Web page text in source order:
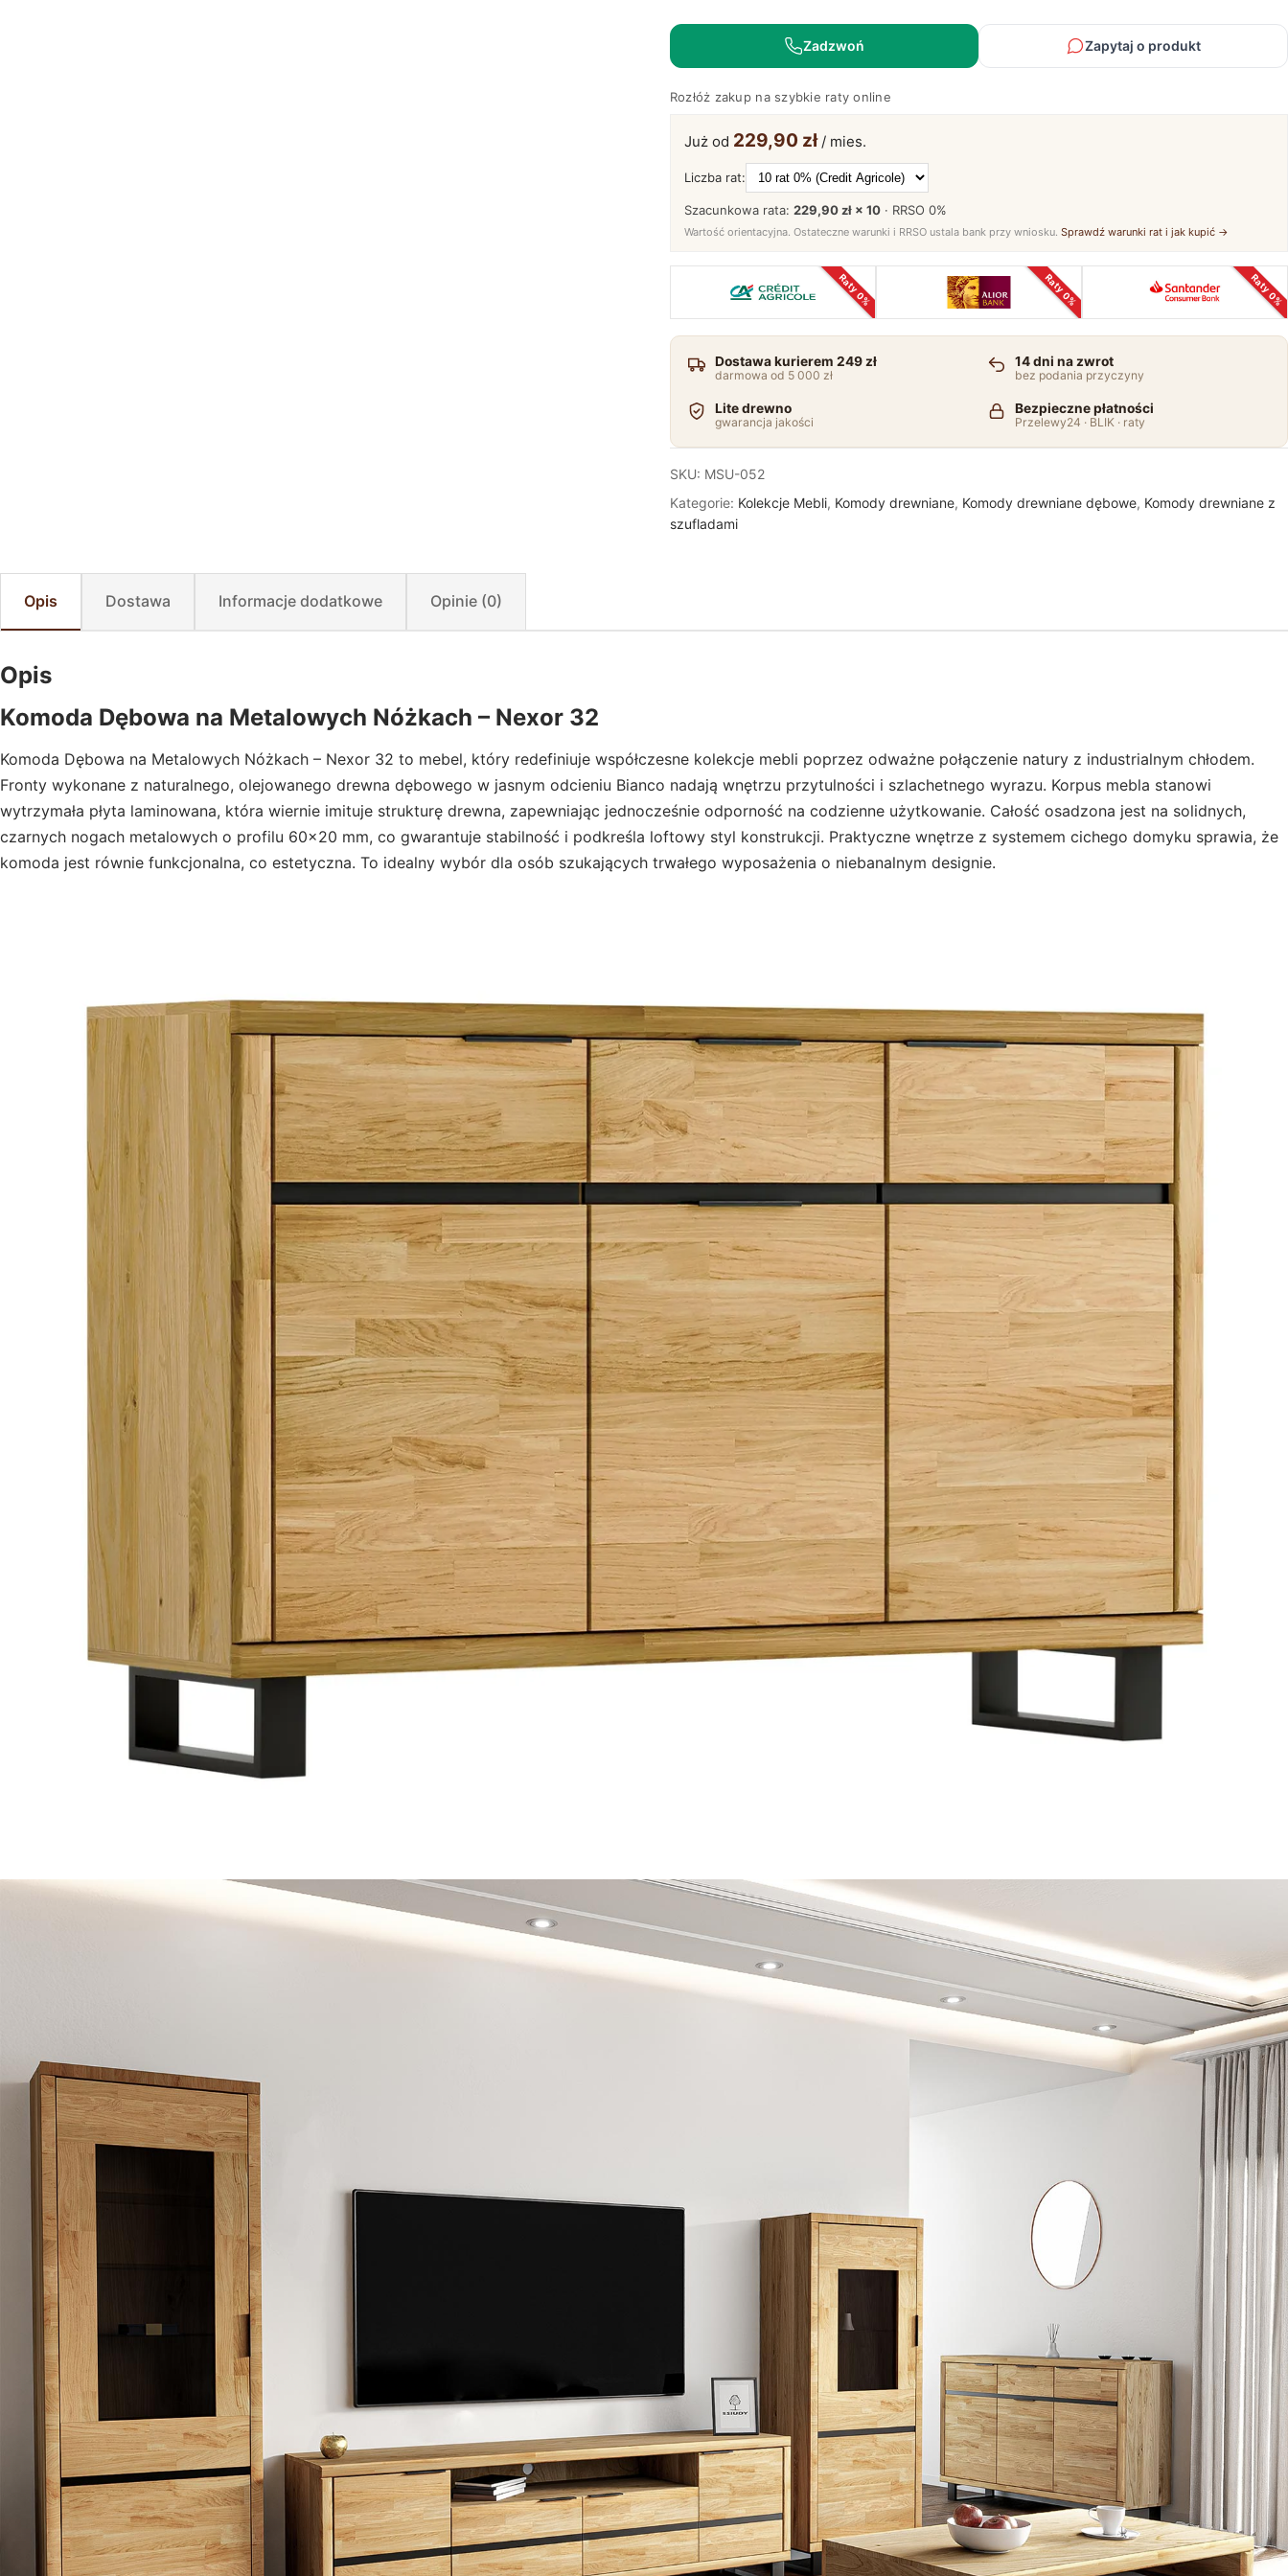
Metalowych
Nóżkach
Nexor
Zadzwoń Zapytaj o produkt
Rozłóż zakup na szybkie raty online
Już od 229,90 zł/ mies.
Liczba rat:
Szacunkowa rata: 229,90 zł × 10· RRSO 0%
Wartość orientacyjna. Ostateczne warunki i RRSO ustala bank przy wniosku. Sprawdź warunki rat i jak kupić →
Raty 0% Raty 0% Raty 0%
Dostawa kurierem 249 zł
darmowa od 5 000 zł
14 dni na zwrot
bez podania przyczyny
Lite drewno
gwarancja jakości
Bezpieczne płatności
Przelewy24 · BLIK · raty
SKU: MSU-052
Kategorie: Kolekcje Mebli, Komody drewniane, Komody drewniane dębowe, Komody drewniane z
szufladami
Opis Dostawa Informacje dodatkowe Opinie (0)
Opis
Komoda Dębowa na Metalowych Nóżkach – Nexor 32
Komoda Dębowa na Metalowych Nóżkach – Nexor 32 to mebel, który redefiniuje współczesne kolekcje mebli poprzez odważne połączenie natury z industrialnym chłodem.
Fronty wykonane z naturalnego, olejowanego drewna dębowego w jasnym odcieniu Bianco nadają wnętrzu przytulności i szlachetnego wyrazu. Korpus mebla stanowi
wytrzymała płyta laminowana, która wiernie imituje strukturę drewna, zapewniając jednocześnie odporność na codzienne użytkowanie. Całość osadzona jest na solidnych,
czarnych nogach metalowych o profilu 60×20 mm, co gwarantuje stabilność i podkreśla loftowy styl konstrukcji. Praktyczne wnętrze z systemem cichego domyku sprawia, że
komoda jest równie funkcjonalna, co estetyczna. To idealny wybór dla osób szukających trwałego wyposażenia o niebanalnym designie.